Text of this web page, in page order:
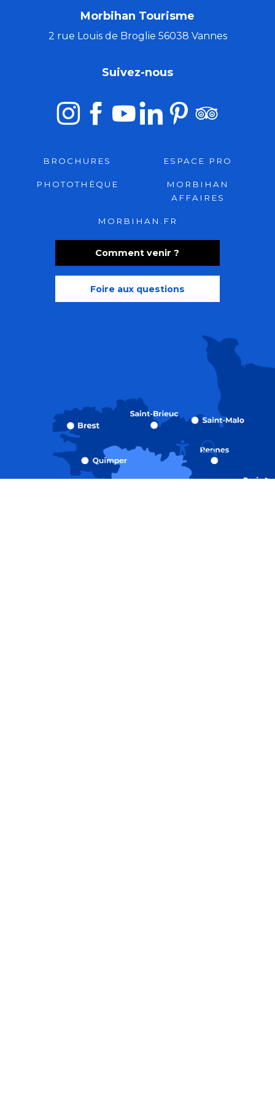
Recherche
Morbihan Tourisme
2 rue Louis de Broglie 56038 Vannes
Comment venir ?
Foire aux questions
Suivez-nous
BROCHURES ESPACE PRO
PHOTOTHÈQUE
MORBIHAN
AFFAIRES
MORBIHAN.FR